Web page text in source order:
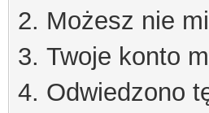
Możesz nie
Twoje konto
Odwiedzono